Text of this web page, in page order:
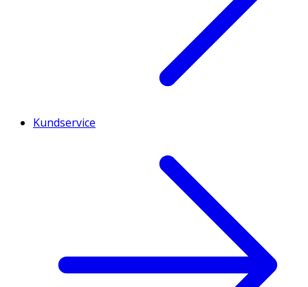
Kundservice